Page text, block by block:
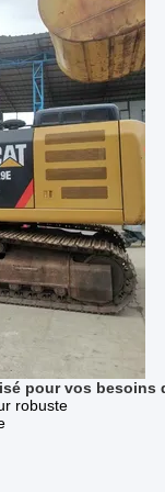
pour vos besoins
robuste